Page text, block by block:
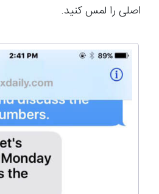
اصلی را لمس کنید.